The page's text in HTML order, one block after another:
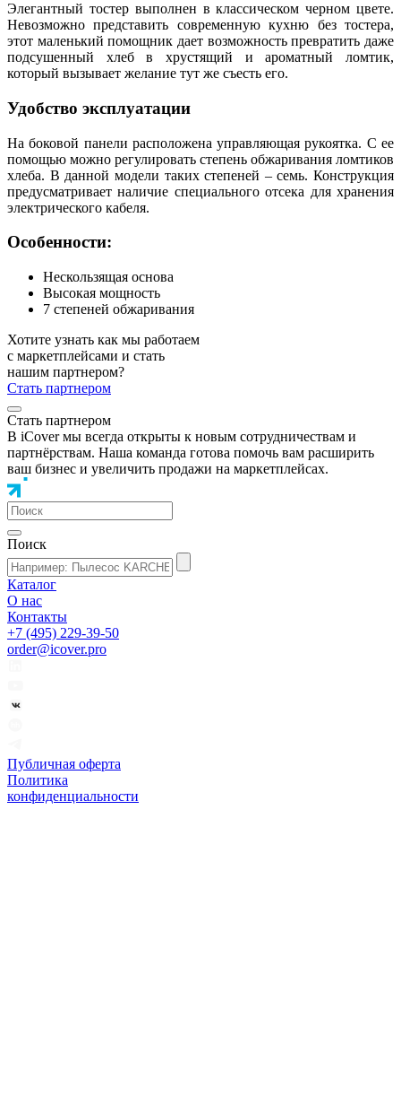
Элегантный тостер выполнен в классическом черном цвете.
Невозможно представить современную кухню без тостера,
этот маленький помощник дает возможность превратить даже
подсушенный хлеб в хрустящий и ароматный ломтик,
который вызывает желание тут же съесть его.
Удобство эксплуатации
На боковой панели расположена управляющая рукоятка. С ее
помощью можно регулировать степень обжаривания ломтиков
хлеба. В данной модели таких степеней – семь. Конструкция
предусматривает наличие специального отсека для хранения
электрического кабеля.
Особенности:
Нескользящая основа
Высокая мощность
7 степеней обжаривания
Хотите узнать как мы работаем
с маркетплейсами и стать
нашим партнером?
Стать партнером
Стать партнером
В iCover мы всегда открыты к новым сотрудничествам и
партнёрствам. Наша команда готова помочь вам расширить
ваш бизнес и увеличить продажи на маркетплейсах.
Поиск
Каталог
О нас
Контакты
+7 (495) 229-39-50
order@icover.pro
Публичная оферта
Политика
конфиденциальности